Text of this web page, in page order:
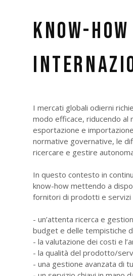
KNOW-
I mercati globali odierni
modo efficace, riducendo
esportazione e
normative governative, le
ricercare e gestire
In questo contesto in
know-how mettendo a
fornitori di prodotti e
- un’attenta ricerca e
budget e delle tempistiche
- la valutazione dei costi e
- la qualità del prodotto/
- una gestione avanzata di